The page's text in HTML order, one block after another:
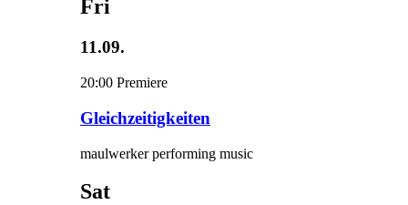
Fri
11.09.
20:00 Premiere
Gleichzeitigkeiten
maulwerker performing music
Sat